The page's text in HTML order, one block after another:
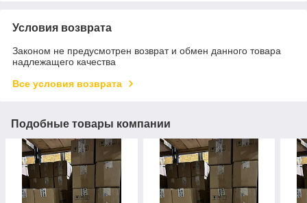
Условия возврата
Законом не предусмотрен возврат и обмен данного товара
надлежащего качества
Все условия возврата
Подобные товары компании